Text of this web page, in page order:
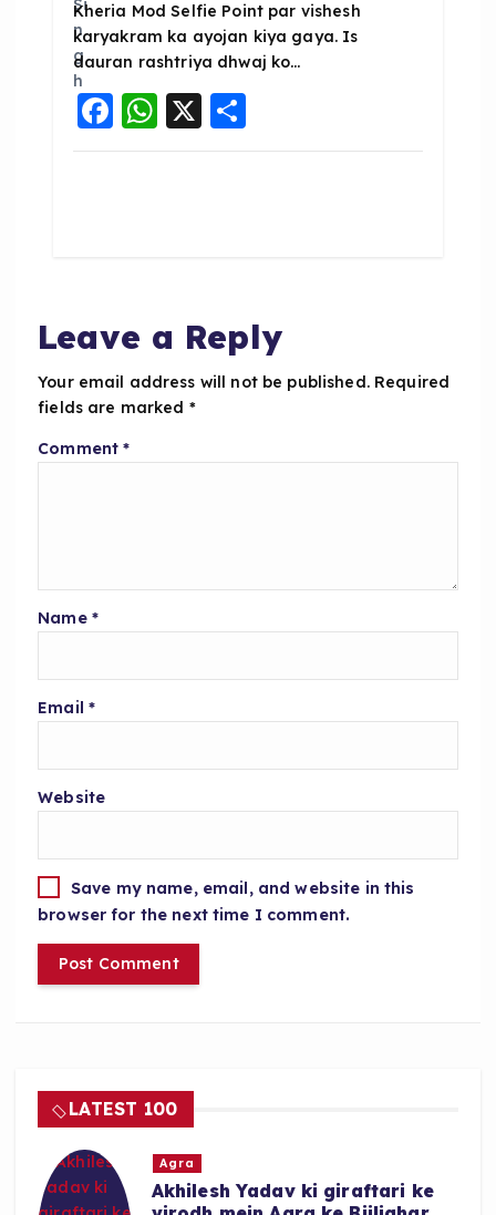
Kheria Mod Selfie Point par vishesh
karyakram ka ayojan kiya gaya. Is
dauran rashtriya dhwaj ko…
F
a
o
k
W
h
p
X S
h
Leave a Reply
Your email address will not be published. Required
fields are marked *
Comment*
Name *
Email *
Website
Save my name, email, and website in this
browser for the next time I comment.
LATEST 100
Agra
Akhilesh Yadav ki giraftari ke